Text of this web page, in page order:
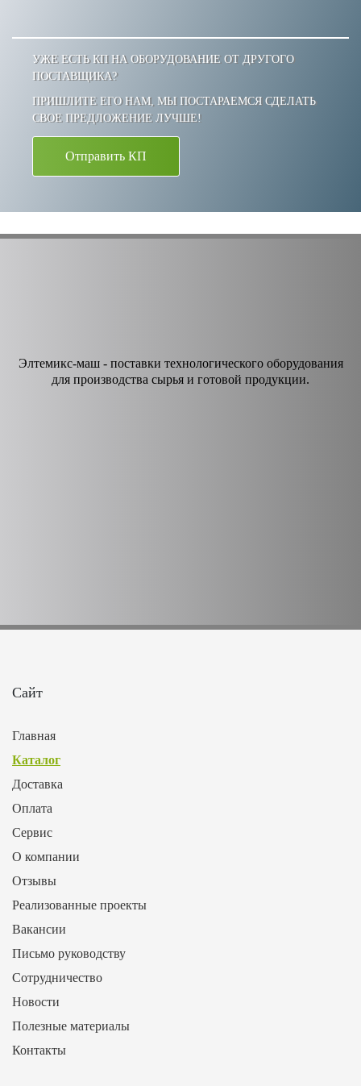
УЖЕ ЕСТЬ КП НА ОБОРУДОВАНИЕ ОТ ДРУГОГО
ПОСТАВЩИКА?
ПРИШЛИТЕ ЕГО НАМ, МЫ ПОСТАРАЕМСЯ СДЕЛАТЬ
СВОЕ ПРЕДЛОЖЕНИЕ ЛУЧШЕ!
Отправить КП
Элтемикс-маш - поставки технологического оборудования
для производства сырья и готовой продукции.
Сайт
Главная
Каталог
Доставка
Оплата
Сервис
О компании
Отзывы
Реализованные проекты
Вакансии
Письмо руководству
Сотрудничество
Новости
Полезные материалы
Контакты